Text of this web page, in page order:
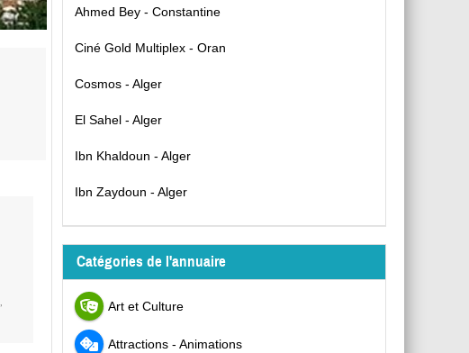
Ahmed Bey - Constantine
Ciné Gold Multiplex - Oran
Cosmos - Alger
El Sahel - Alger
Ibn Khaldoun - Alger
Ibn Zaydoun - Alger
Catégories de l'annuaire
Art et Culture
Attractions - Animations